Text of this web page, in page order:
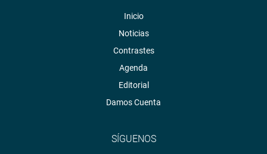
Inicio
Noticias
Contrastes
Agenda
Editorial
Damos Cuenta
SÍGUENOS